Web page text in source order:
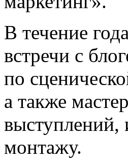
В течение
встречи с
по
а также
монтажу.